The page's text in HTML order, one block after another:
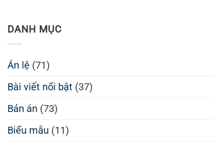
DANH MỤC
Án lệ (71)
Bài viết nổi bật (37)
Bản án (73)
Biểu mẫu (11)